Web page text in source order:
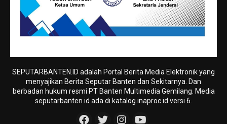
SEPUTARBANTEN.ID adalah Portal Berita Media Elektronik yang
menyajikan Berita Seputar Banten dan Sekitarnya. Dan
berbadan hukum resmi PT Banten Multimedia Gemilang. Media
seputarbanten.id ada di katalog.inaproc.id versi 6.